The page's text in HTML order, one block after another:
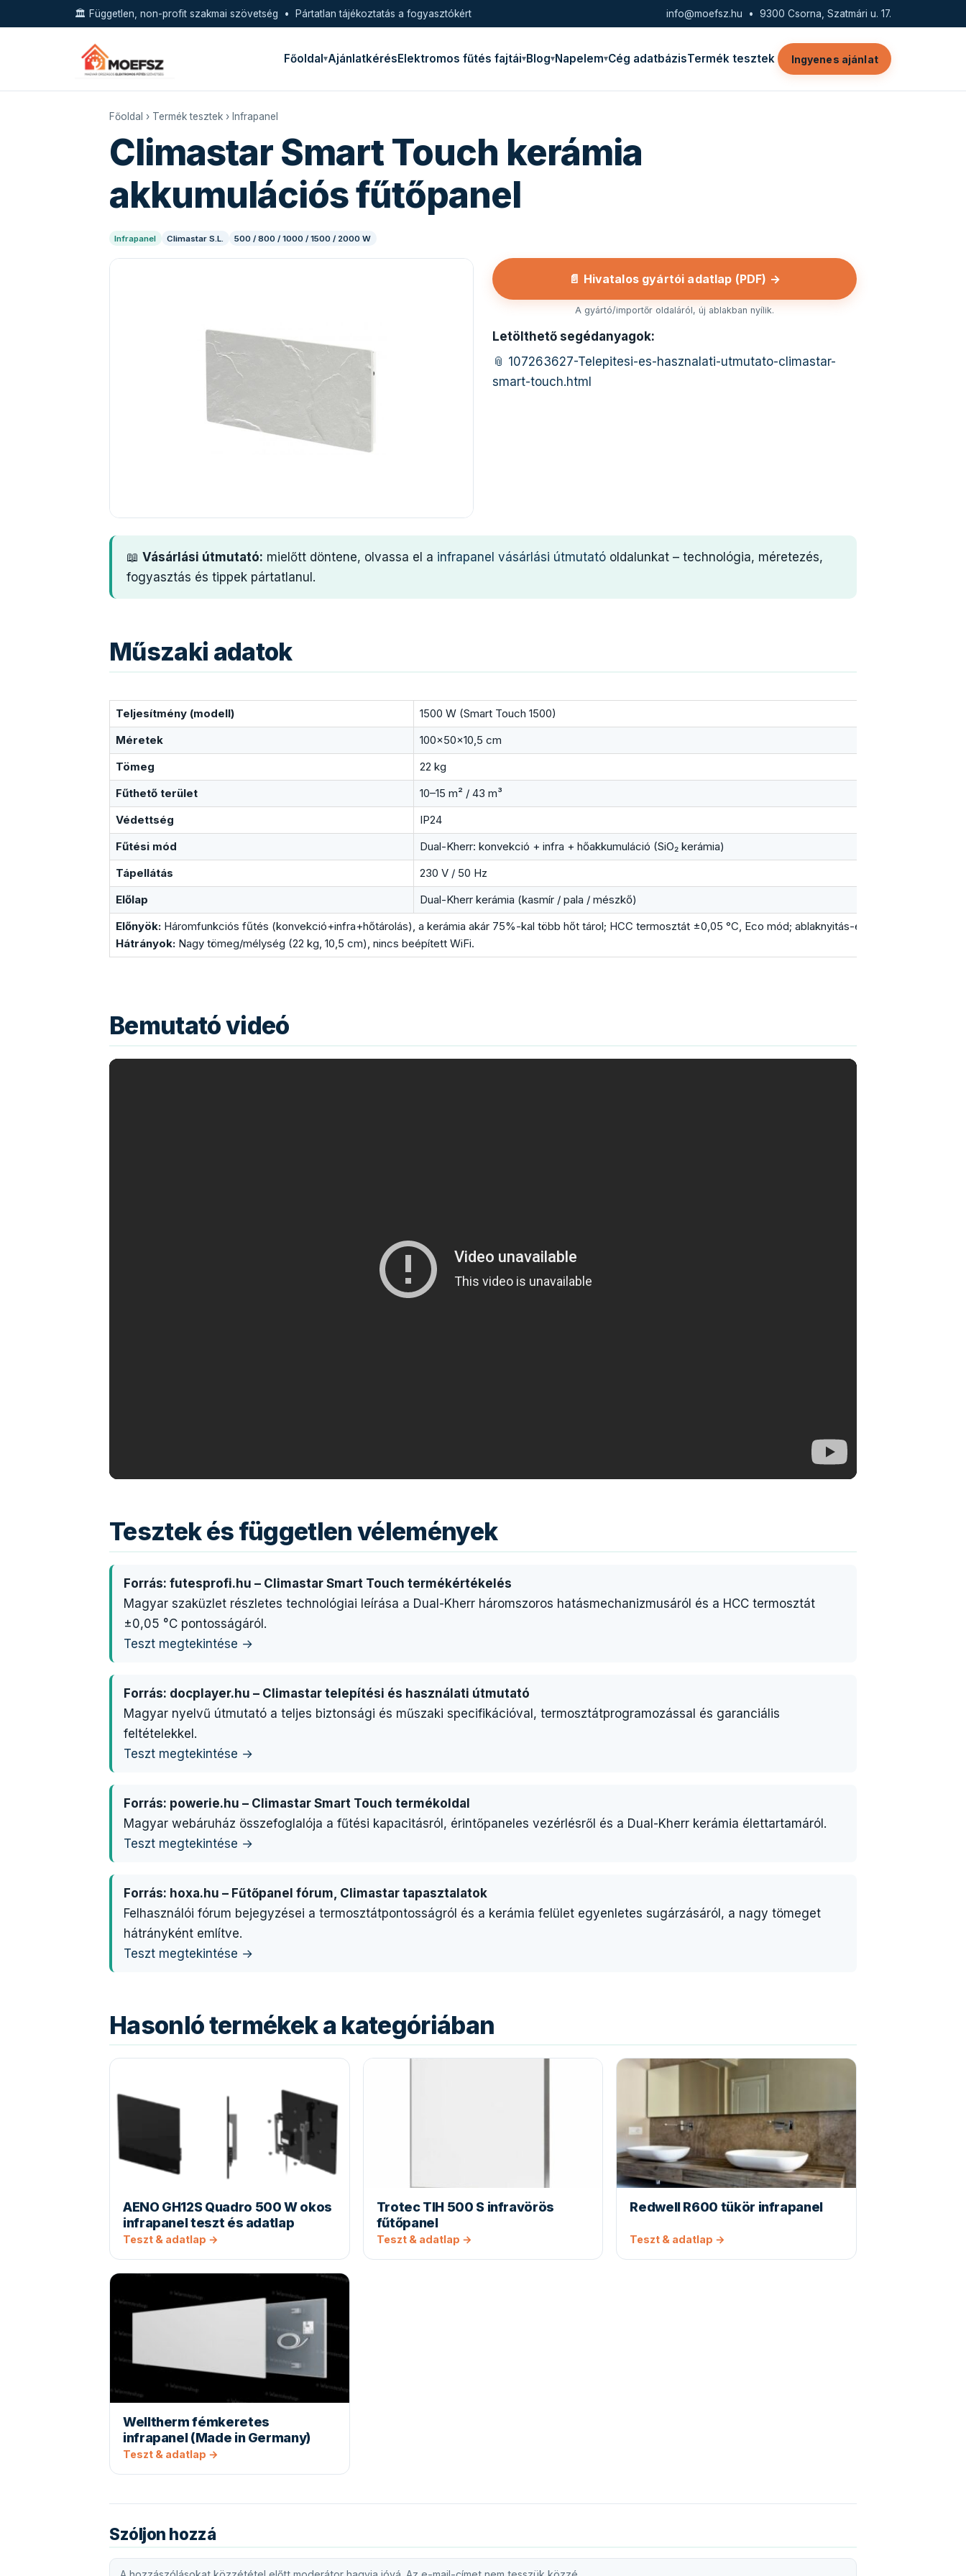
🏛️ Független, non-profit szakmai szövetség • Pártatlan tájékoztatás a fogyasztókért info@moefsz.hu • 9300 Csorna, Szatmári u. 17.
Főoldal AjánlatkérésElektromos fűtés fajtái Blog Napelem Cég adatbázisTermék tesztek Ingyenes ajánlat
Főoldal › Termék tesztek › Infrapanel
Climastar Smart Touch kerámia
akkumulációs fűtőpanel
Infrapanel Climastar S.L. 500 / 800 / 1000 / 1500 / 2000 W
📄 Hivatalos gyártói adatlap (PDF) →
A gyártó/importőr oldaláról, új ablakban nyílik.
Letölthető segédanyagok:
📎 107263627-Telepitesi-es-hasznalati-utmutato-climastar-
smart-touch.html
📖 Vásárlási útmutató: mielőtt döntene, olvassa el a infrapanel vásárlási útmutató oldalunkat – technológia, méretezés,
fogyasztás és tippek pártatlanul.
Műszaki adatok
Teljesítmény (modell)
1500 W (Smart Touch 1500)
Méretek
100×50×10,5 cm
Tömeg
22 kg
Fűthető terület
10–15 m² / 43 m³
Védettség
IP24
Fűtési mód
Dual-Kherr: konvekció + infra + hőakkumuláció (SiO₂ kerámia)
Tápellátás
230 V / 50 Hz
Előlap
Dual-Kherr kerámia (kasmír / pala / mészkő)
Előnyök: Háromfunkciós fűtés (konvekció+infra+hőtárolás), a kerámia akár 75%-kal több hőt tárol; HCC termosztát ±0,05 °C, Eco mód; ablaknyitás-érzékelő; élettartam
Hátrányok: Nagy tömeg/mélység (22 kg, 10,5 cm), nincs beépített WiFi.
Bemutató videó
Tesztek és független vélemények
Forrás: futesprofi.hu – Climastar Smart Touch termékértékelés
Magyar szaküzlet részletes technológiai leírása a Dual-Kherr háromszoros hatásmechanizmusáról és a HCC termosztát
±0,05 °C pontosságáról.
Teszt megtekintése →
Forrás: docplayer.hu – Climastar telepítési és használati útmutató
Magyar nyelvű útmutató a teljes biztonsági és műszaki specifikációval, termosztátprogramozással és garanciális
feltételekkel.
Teszt megtekintése →
Forrás: powerie.hu – Climastar Smart Touch termékoldal
Magyar webáruház összefoglalója a fűtési kapacitásról, érintőpaneles vezérlésről és a Dual-Kherr kerámia élettartamáról.
Teszt megtekintése →
Forrás: hoxa.hu – Fűtőpanel fórum, Climastar tapasztalatok
Felhasználói fórum bejegyzései a termosztátpontosságról és a kerámia felület egyenletes sugárzásáról, a nagy tömeget
hátrányként említve.
Teszt megtekintése →
Hasonló termékek a kategóriában
AENO GH12S Quadro 500 W okos
infrapanel teszt és adatlap
Teszt & adatlap →
Trotec TIH 500 S infravörös
fűtőpanel
Teszt & adatlap →
Redwell R600 tükör infrapanel
Teszt & adatlap →
Welltherm fémkeretes
infrapanel (Made in Germany)
Teszt & adatlap →
Szóljon hozzá